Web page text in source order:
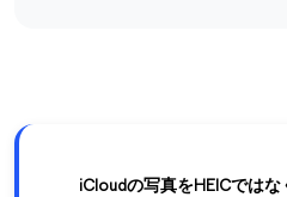
iCloudの写真をHEICでは